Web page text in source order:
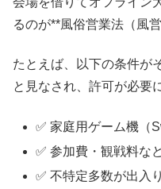
るのが**風俗営業法（風
たとえば、以下の条件が
と見なされ、許可が必要
✅ 家庭用ゲーム機（
✅ 参加費・観戦料な
✅ 不特定多数が出入